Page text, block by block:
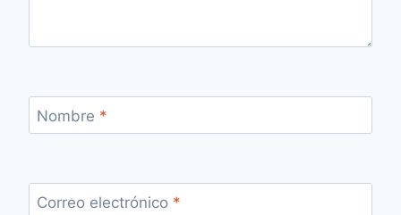
Nombre *
Correo electrónico *